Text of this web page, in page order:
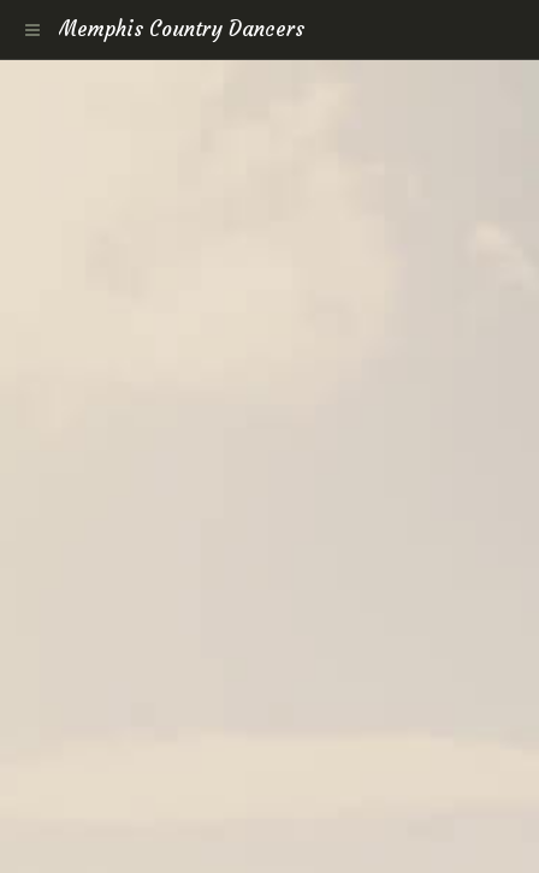
Memphis Country Dancers